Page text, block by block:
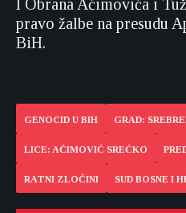
I Obrana Aćimovića i
pravo žalbe na presudu
BiH.
GENOCID U BIH GRAD:
LICE: AĆIMOVIĆ SREĆKO
RATNI ZLOČINI SUD BOSNE I